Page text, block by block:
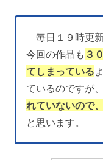
毎日１９時更
今回の作品も ３
てしまっている
ているのですが
れていないので
と思います。